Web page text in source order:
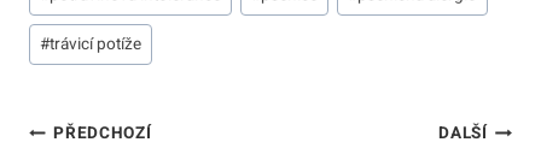
#trávicí potíže
Navigace
PŘEDCHOZÍ DALŠÍ